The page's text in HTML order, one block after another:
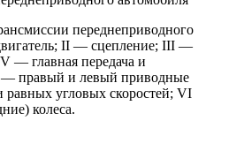
переднеприводного
II — сцепление; III —
— главная передача и
правый и левый приводные
угловых скоростей; VI
колеса.